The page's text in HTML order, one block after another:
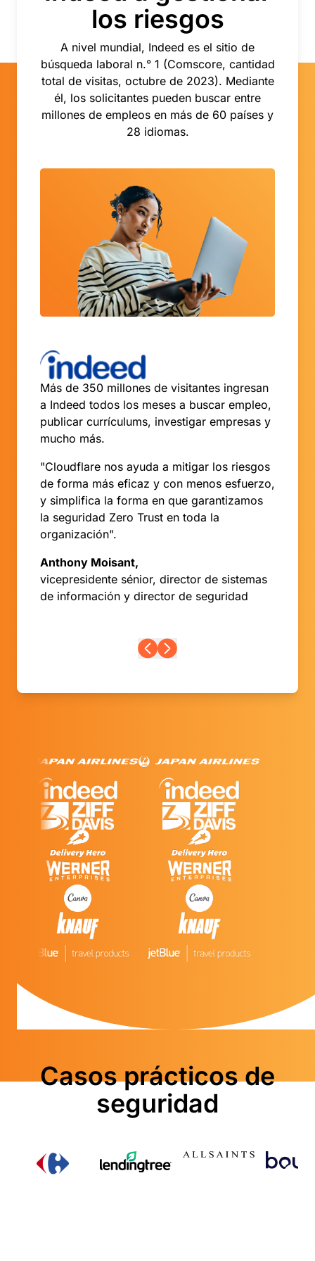
los riesgos
A nivel mundial, Indeed es el sitio de
búsqueda laboral n.° 1 (Comscore, cantidad
total de visitas, octubre de 2023). Mediante
él, los solicitantes pueden buscar entre
millones de empleos en más de 60 países y
28 idiomas.
Más de 350 millones de visitantes ingresan
a Indeed todos los meses a buscar empleo,
publicar currículums, investigar empresas y
mucho más.
"Cloudflare nos ayuda a mitigar los riesgos
de forma más eficaz y con menos esfuerzo,
y simplifica la forma en que garantizamos
la seguridad Zero Trust en toda la
organización".
Anthony Moisant,
vicepresidente sénior, director de sistemas
de información y director de seguridad
Casos prácticos de
seguridad